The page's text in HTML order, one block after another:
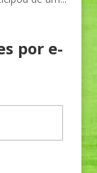
por e-